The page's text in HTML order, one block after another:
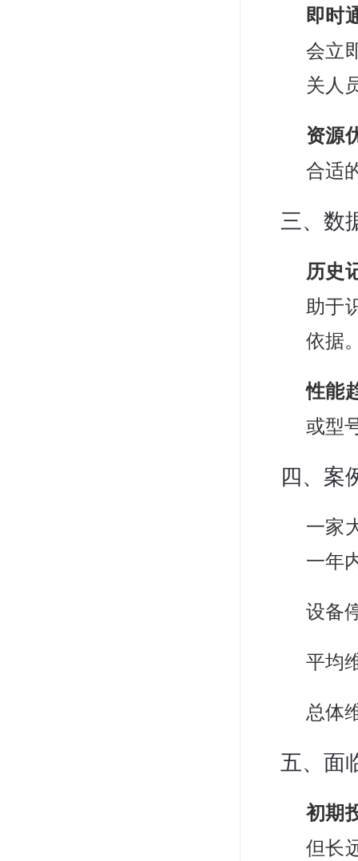
即时
会立
关人
资源
合适
三、数
历史
助于
依据
性能
或型
四、案
一家
一年
设备
平均
总体
五、面
初期
但长